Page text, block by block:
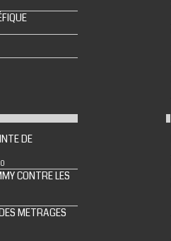
DE
CONTRE LES
METRAGES